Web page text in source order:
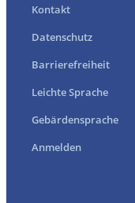
Kontakt
Datenschutz
Barrierefreiheit
Leichte Sprache
Gebärdensprache
Anmelden